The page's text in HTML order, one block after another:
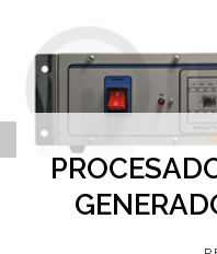
MOSTRAR CATEGORIAS